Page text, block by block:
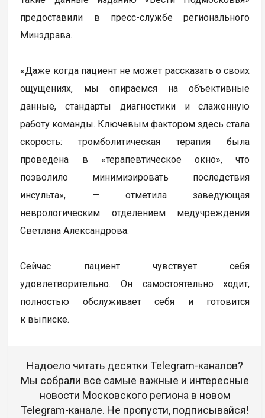
предоставили в пресс-службе регионального
Минздрава.
«Даже когда пациент не может рассказать о своих
ощущениях, мы опираемся на объективные
данные, стандарты диагностики и слаженную
работу команды. Ключевым фактором здесь стала
скорость: тромболитическая терапия была
проведена в «терапевтическое окно», что
позволило минимизировать последствия
инсульта», — отметила заведующая
неврологическим отделением медучреждения
Светлана Александрова.
Сейчас пациент чувствует себя
удовлетворительно. Он самостоятельно ходит,
полностью обслуживает себя и готовится
к выписке.
Надоело читать десятки Telegram-каналов?
Мы собрали все самые важные и интересные
новости Московского региона в новом
Telegram-канале. Не пропусти, подписывайся!